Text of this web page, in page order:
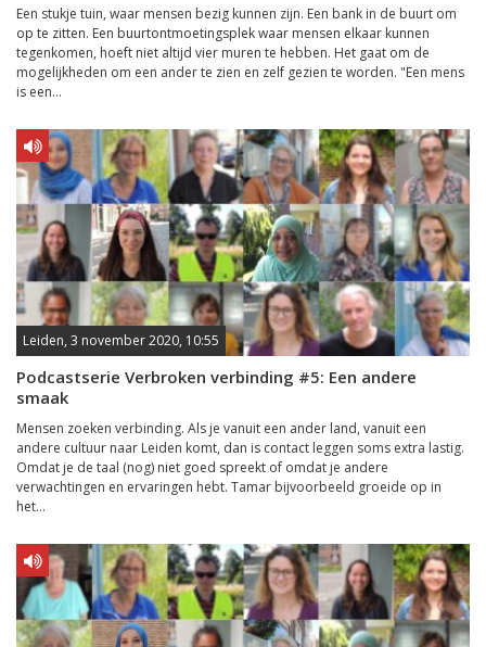
Een stukje tuin, waar mensen bezig kunnen zijn. Een bank in de buurt om
op te zitten. Een buurtontmoetingsplek waar mensen elkaar kunnen
tegenkomen, hoeft niet altijd vier muren te hebben. Het gaat om de
mogelijkheden om een ander te zien en zelf gezien te worden. "Een mens
is een...
Leiden, 3 november 2020, 10:55
Podcastserie Verbroken verbinding #5: Een andere
smaak
Mensen zoeken verbinding. Als je vanuit een ander land, vanuit een
andere cultuur naar Leiden komt, dan is contact leggen soms extra lastig.
Omdat je de taal (nog) niet goed spreekt of omdat je andere
verwachtingen en ervaringen hebt. Tamar bijvoorbeeld groeide op in
het...